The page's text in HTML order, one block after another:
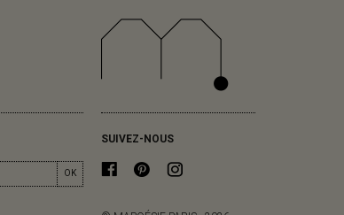
OK
SUIVEZ-NOUS